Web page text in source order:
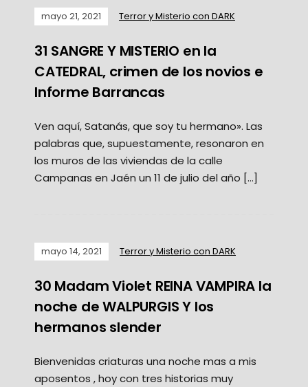
mayo 21, 2021 Terror y Misterio con DARK
31 SANGRE Y MISTERIO en la
CATEDRAL, crimen de los novios e
Informe Barrancas
Ven aquí, Satanás, que soy tu hermano». Las
palabras que, supuestamente, resonaron en
los muros de las viviendas de la calle
Campanas en Jaén un 11 de julio del año […]
mayo 14, 2021 Terror y Misterio con DARK
30 Madam Violet REINA VAMPIRA la
noche de WALPURGIS Y los
hermanos slender
Bienvenidas criaturas una noche mas a mis
aposentos , hoy con tres historias muy